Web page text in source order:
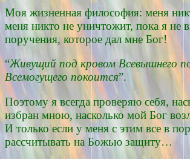
Моя жизненная философия: меня
меня никто не уничтожит, пока я не
поручения, которое дал мне Бог!
“Живущий под кровом Всевышнего
Всемогущего покоится”.
Поэтому я всегда проверяю себя,
избран мною, насколько мой Бог
И только если у меня с этим все в
рассчитывать на Божью защиту…